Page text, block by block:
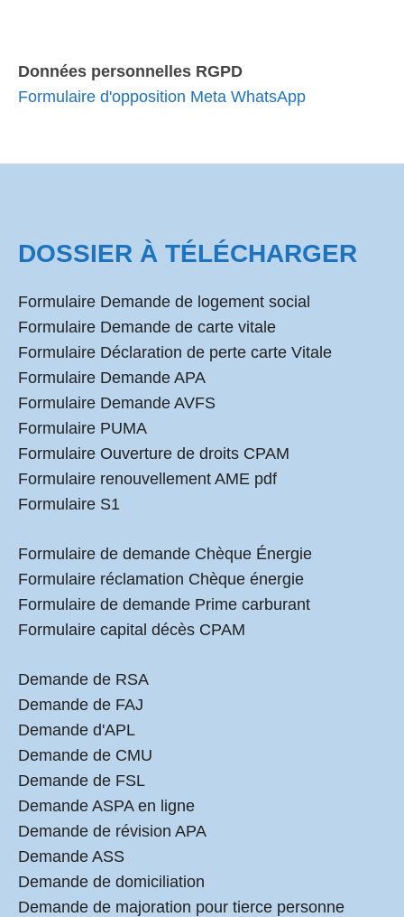
Données personnelles RGPD
Formulaire d'opposition Meta WhatsApp
DOSSIER À TÉLÉCHARGER
Formulaire Demande de logement social
Formulaire Demande de carte vitale
Formulaire Déclaration de perte carte Vitale
Formulaire Demande APA
Formulaire Demande AVFS
Formulaire PUMA
Formulaire Ouverture de droits CPAM
Formulaire renouvellement AME pdf
Formulaire S1
Formulaire de demande Chèque Énergie
Formulaire réclamation Chèque énergie
Formulaire de demande Prime carburant
Formulaire capital décès CPAM
Demande de RSA
Demande de FAJ
Demande d'APL
Demande de CMU
Demande de FSL
Demande ASPA en ligne
Demande de révision APA
Demande ASS
Demande de domiciliation
Demande de majoration pour tierce personne